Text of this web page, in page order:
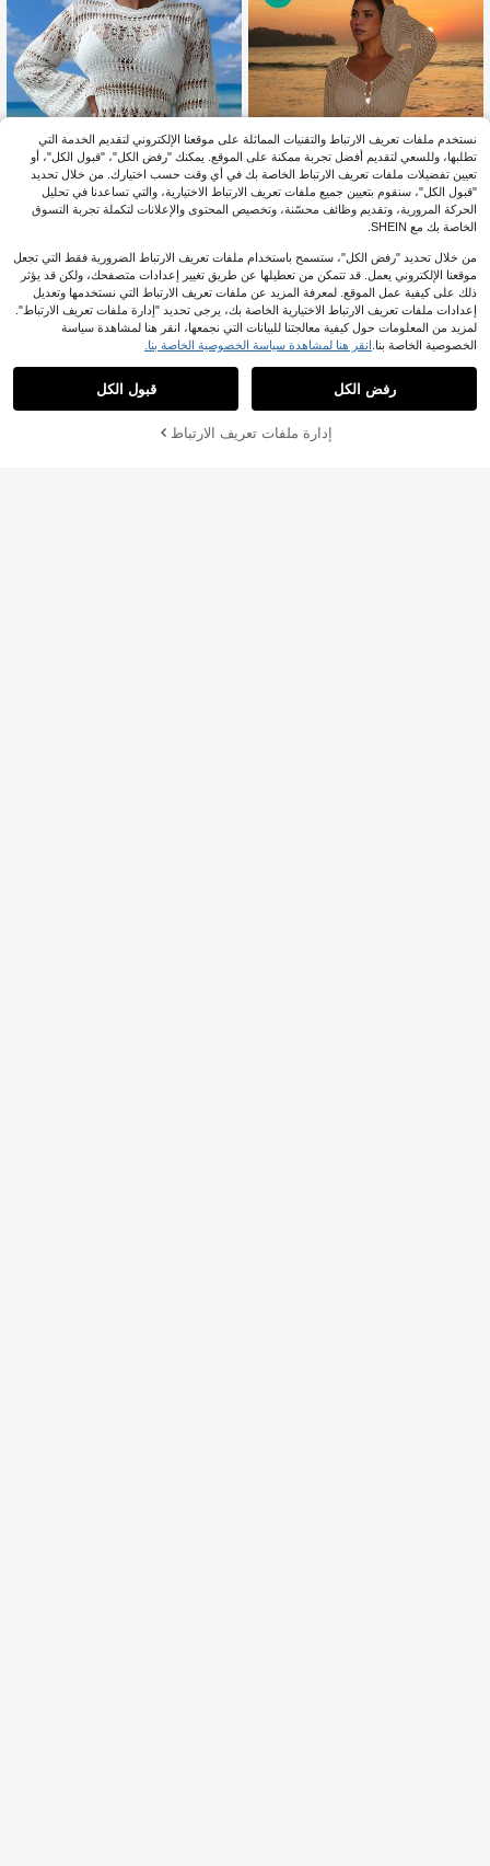
8
فستان سباحة طويل الأكمام مفتوح للنسا
ء، أنيق بأسلوب بوهيمي لشاطئ المنتجع،
رقبة على شكل حرف V تنورة رقيقة للع
طلات الصيفية
130+ يقول "رائع جداً"
JOD 9.75
%8-
6
#ميسي_شيك
Fembélia فستان ساحلي قص مجوف مق
لم شكل اقواس اكمام منتفضة
JOD10.00
أضف إلى عربة التسوق بنجاح
نستخدم ملفات تعريف الارتباط والتقنيات المماثلة على موقعنا الإلكتروني لتقديم الخدمة التي
تطلبها، وللسعي لتقديم أفضل تجربة ممكنة على الموقع. يمكنك "رفض الكل"، "قبول الكل"، أو
تعيين تفضيلات ملفات تعريف الارتباط الخاصة بك في أي وقت حسب اختيارك. من خلال تحديد
"قبول الكل"، سنقوم بتعيين جميع ملفات تعريف الارتباط الاختيارية، والتي تساعدنا في تحليل
الحركة المرورية، وتقديم وظائف محسّنة، وتخصيص المحتوى والإعلانات لتكملة تجربة التسوق
الخاصة بك مع SHEIN.
من خلال تحديد "رفض الكل"، ستسمح باستخدام ملفات تعريف الارتباط الضرورية فقط التي تجعل
موقعنا الإلكتروني يعمل. قد تتمكن من تعطيلها عن طريق تغيير إعدادات متصفحك، ولكن قد يؤثر
ذلك على كيفية عمل الموقع. لمعرفة المزيد عن ملفات تعريف الارتباط التي نستخدمها وتعديل
إعدادات ملفات تعريف الارتباط الاختيارية الخاصة بك، يرجى تحديد "إدارة ملفات تعريف الارتباط".
لمزيد من المعلومات حول كيفية معالجتنا للبيانات التي نجمعها، انقر هنا لمشاهدة سياسة
الخصوصية الخاصة بنا. انقر هنا لمشاهدة سياسة الخصوصية الخاصة بنا.
رفض الكل قبول الكل
إدارة ملفات تعريف الارتباط